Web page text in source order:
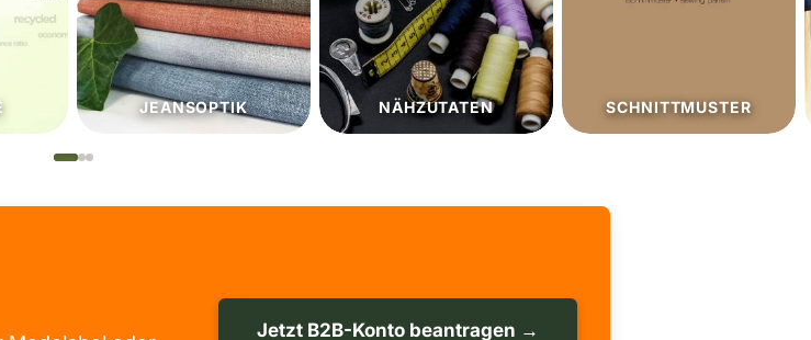
NÄHZUTATEN SCHNITTMUSTER SALE%
Jetzt B2B-Konto beantragen →